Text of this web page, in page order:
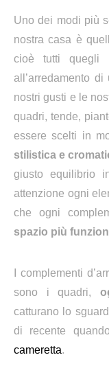
Uno dei modi più
nostra casa è
cioè tutti quegli
all’arredamento
nostri gusti e le
quadri, tende,
essere scelti in
stilistica e
giusto equilibrio
attenzione ogni
che ogni
spazio più
I complementi
sono i quadri,
catturano lo
di recente
cameretta.